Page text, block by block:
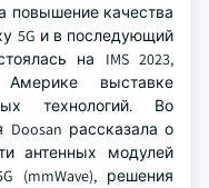
повышение качества
5G и в последующий
на IMS 2023,
выставке
технологий. Во
рассказала о
антенных модулей
(mmWave), решения